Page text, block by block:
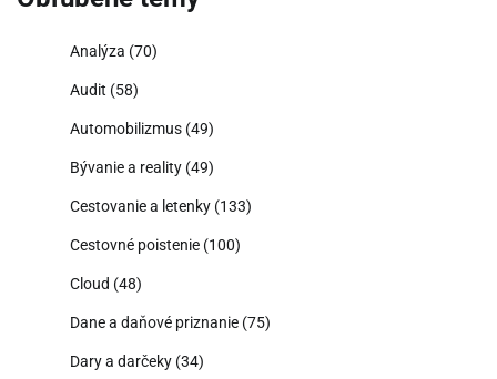
Analýza (70)
Audit (58)
Automobilizmus (49)
Bývanie a reality (49)
Cestovanie a letenky (133)
Cestovné poistenie (100)
Cloud (48)
Dane a daňové priznanie (75)
Dary a darčeky (34)